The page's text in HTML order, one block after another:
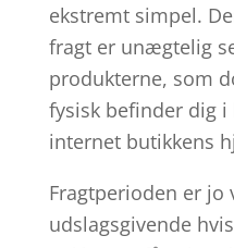
ekstremt simpel.
fragt er unægtelig
produkterne, som
fysisk befinder dig
internet butikkens
Fragtperioden er jo
udslagsgivende